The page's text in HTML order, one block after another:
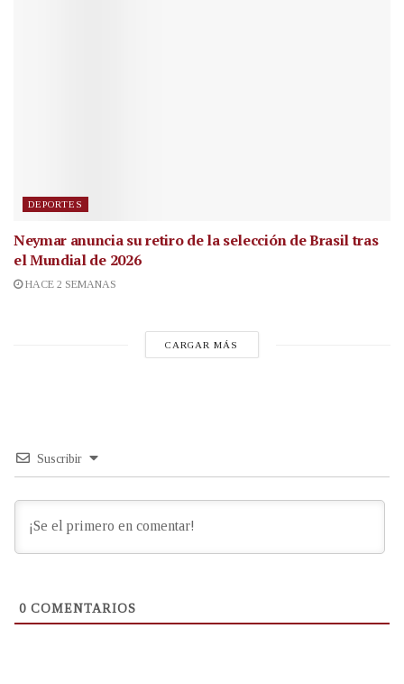
DEPORTES
Neymar anuncia su retiro de la selección de Brasil tras
el Mundial de 2026
HACE 2 SEMANAS
CARGAR MÁS
Suscribir
0 COMENTARIOS